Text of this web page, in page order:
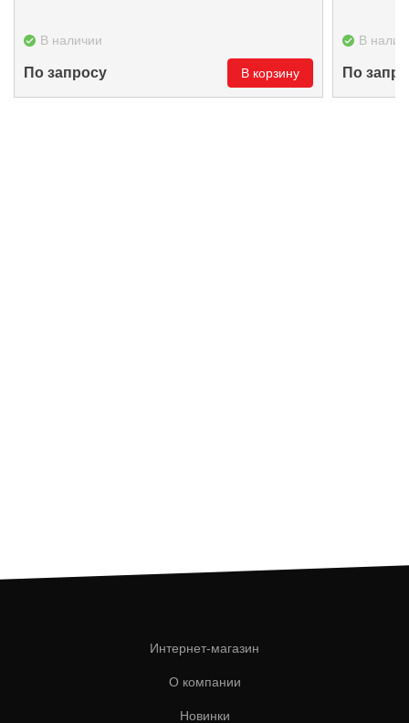
В наличии
По запросу В корзину
В
По
Интернет-магазин
О компании
Новинки